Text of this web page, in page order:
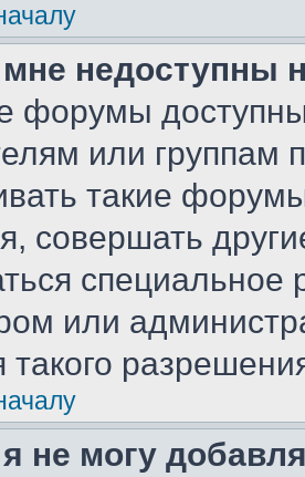
недоступны
форумы
или группам
такие
совершать
или
такого
не могу